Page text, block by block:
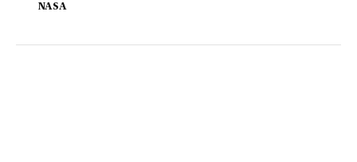
NASA